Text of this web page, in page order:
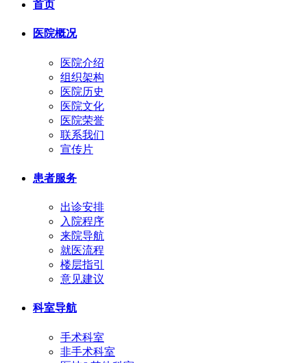
首页
医院概况
医院介绍
组织架构
医院历史
医院文化
医院荣誉
联系我们
宣传片
患者服务
出诊安排
入院程序
来院导航
就医流程
楼层指引
意见建议
科室导航
手术科室
非手术科室